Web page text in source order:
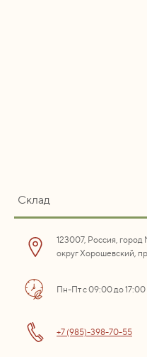
Склад
123007, Россия, город
округ Хорошевский,
Пн-Пт с 09:00 до 17:00
+7 (985)-398-70-55